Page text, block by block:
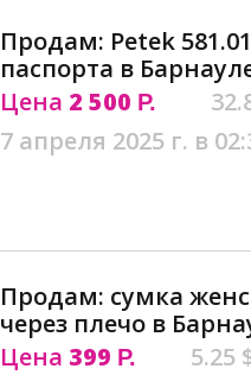
Продам: Petek
паспорта в
Цена 2 500 Р.
7 апреля 2025 г. в
Продам: сумка
через плечо в
Цена 399 Р.
5.25